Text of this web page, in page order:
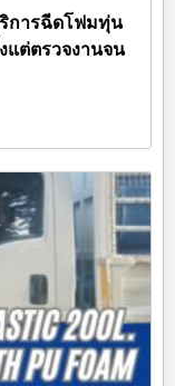
การฉีดโฟมทุ่น
ต่ตรวจงานจน